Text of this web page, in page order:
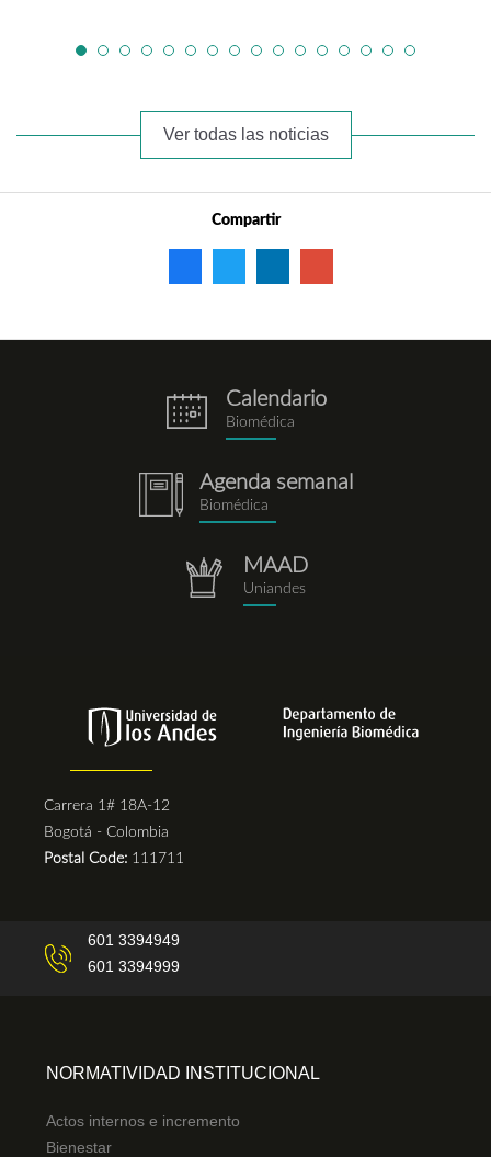
Ver todas las noticias
Compartir
eventos.png
Calendario
Biomédica
notebook.png
Agenda semanal
Biomédica
repositorio.png
MAAD
Uniandes
Carrera 1# 18A-12
Bogotá - Colombia
Postal Code: 111711
601 3394949
601 3394999
NORMATIVIDAD INSTITUCIONAL
Actos internos e incremento
Bienestar